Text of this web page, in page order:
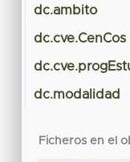
dc.ambito
dc.cve.CenCos
dc.modalidad
Ficheros en el